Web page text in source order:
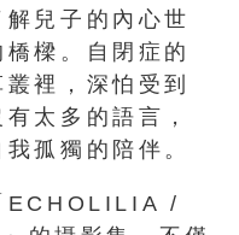
兒子的內心世
樑。自閉症的
裡，深怕受到
太多的語言，
孤獨的陪伴。
ECHOLILIA /